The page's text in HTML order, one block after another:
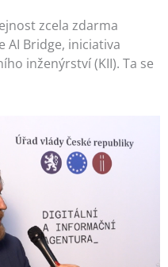
zcela zdarma
AI Bridge, iniciativa
inženýrství (KII). Ta se